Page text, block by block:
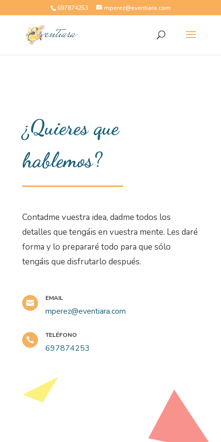
697874253 mperez@eventiara.com
¿Quieres que
hablemos?
Contadme vuestra idea, dadme todos los
detalles que tengáis en vuestra mente. Les daré
forma y lo prepararé todo para que sólo
tengáis que disfrutarlo después.

EMAIL
mperez@eventiara.com

TELÉFONO
697874253